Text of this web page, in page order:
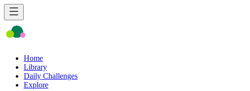
Home
Library
Daily Challenges
Explore